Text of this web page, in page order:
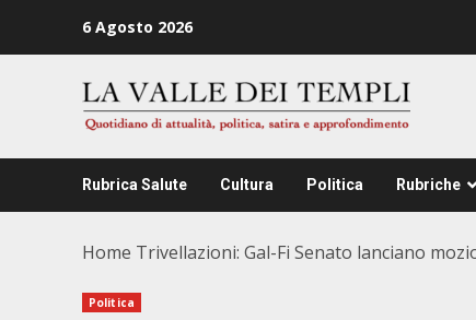
6 Agosto 2026
Rubrica Salute Cultura Politica Rubriche
Home Trivellazioni: Gal-Fi Senato lanciano
Politica